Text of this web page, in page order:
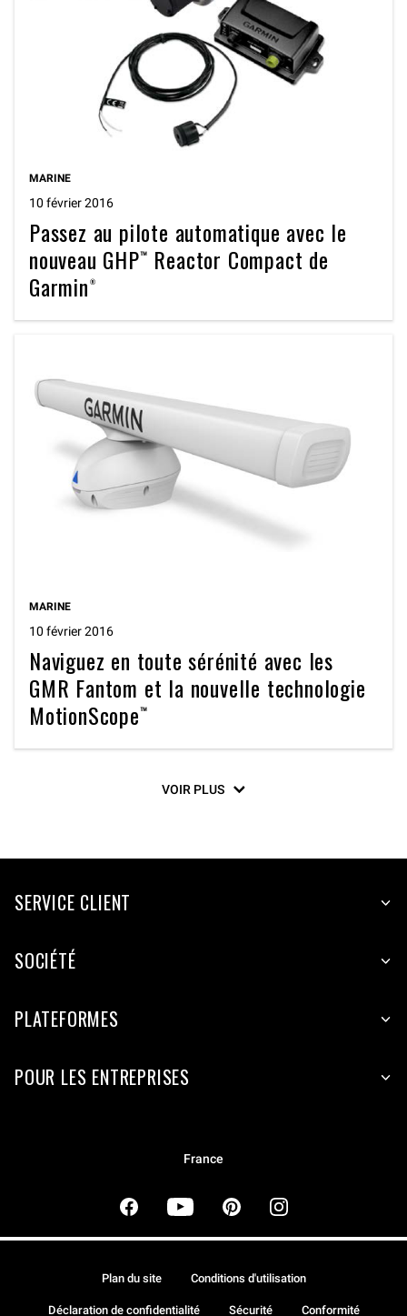
MARINE
10 février 2016
Passez au pilote automatique avec le
nouveau GHP™ Reactor Compact de
Garmin®
MARINE
10 février 2016
Naviguez en toute sérénité avec les
GMR Fantom et la nouvelle technologie
MotionScope™
VOIR PLUS
SERVICE CLIENT
SOCIÉTÉ
PLATEFORMES
POUR LES ENTREPRISES
France
Plan du site Conditions d'utilisation
Déclaration de confidentialité Sécurité Conformité